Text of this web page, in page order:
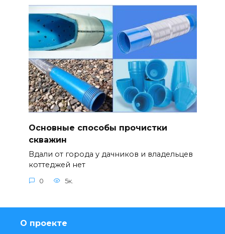
Основные способы прочистки
скважин
Вдали от города у дачников и владельцев
коттеджей нет
0 5к.
О проекте